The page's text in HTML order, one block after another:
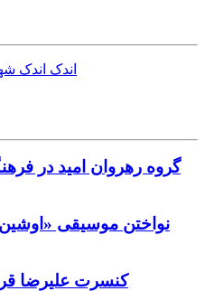
اندک اندک
گروه رهروان امید در
نواختن موسیقی
کنسرت علیرضا